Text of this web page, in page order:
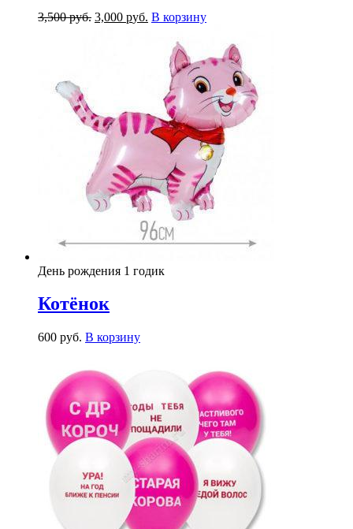
3,500руб. 3,000 руб. В корзину
День рождения 1 годик
Котёнок
600 руб. В корзину